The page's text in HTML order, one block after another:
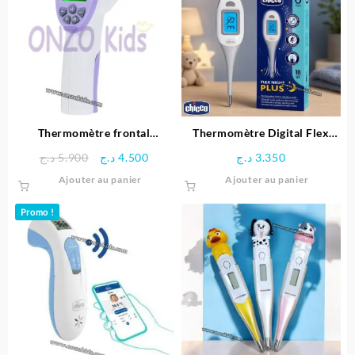
Thermomètre frontal
5.900 د.ج
Le
4.500 د.ج
Le
Ajouter au panier
Thermomètre Digital Flex
3.350 د.ج
Ajouter au panier
Promo !